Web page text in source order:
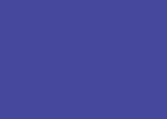
ために、家庭学習専
ます。
ームタスク」をきち
着させることができ